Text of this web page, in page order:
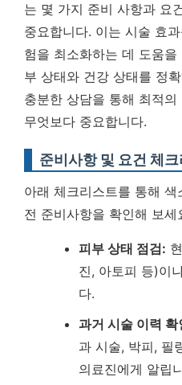
는 몇 가지 준비 사항과 요
중요합니다. 이는 시술 효
험을 최소화하는 데 도움
부 상태와 건강 상태를 정
충분한 상담을 통해 최적
무엇보다 중요합니다.
준비사항 및 요건 체
아래 체크리스트를 통해
전 준비사항을 확인해 보세
피부 상태 점검:
진, 아토피 등)이
다.
과거 시술 이력 확
과 시술, 박피, 필
의료진에게 알립